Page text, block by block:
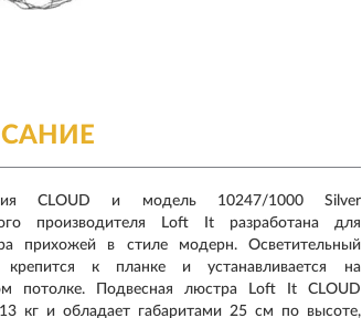
CLOUD и модель 10247/1000 Silver
производителя Loft It разработана для
прихожей в стиле модерн. Осветительный
крепится к планке и устанавливается на
потолке. Подвесная люстра Loft It CLOUD
кг и обладает габаритами 25 см по высоте,